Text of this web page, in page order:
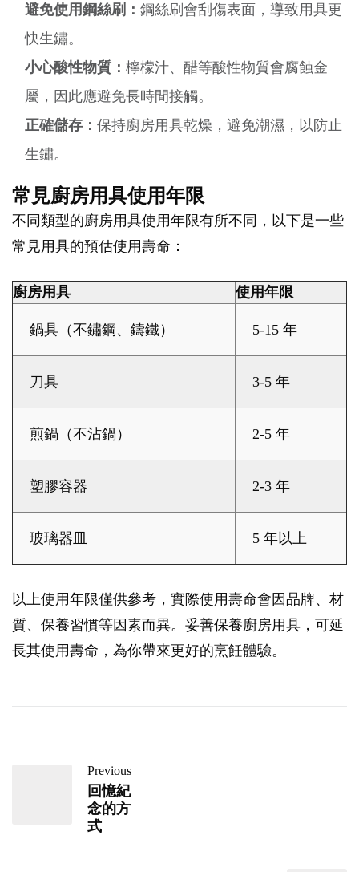
避免使用鋼絲刷： 鋼絲刷會刮傷表面，導致用具更
快生鏽。
小心酸性物質： 檸檬汁、醋等酸性物質會腐蝕金
屬，因此應避免長時間接觸。
正確儲存： 保持廚房用具乾燥，避免潮濕，以防止
生鏽。
常見廚房用具使用年限
不同類型的廚房用具使用年限有所不同，以下是一些
常見用具的預估使用壽命：
廚房用具 使用年限
鍋具（不鏽鋼、鑄鐵） 5-15 年
刀具 3-5 年
煎鍋（不沾鍋） 2-5 年
塑膠容器 2-3 年
玻璃器皿 5 年以上
以上使用年限僅供參考，實際使用壽命會因品牌、材
質、保養習慣等因素而異。妥善保養廚房用具，可延
長其使用壽命，為你帶來更好的烹飪體驗。
Previous
回憶紀
念的方
式